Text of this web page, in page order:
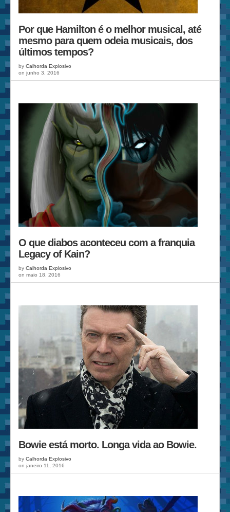
Por que Hamilton é o melhor musical, até
mesmo para quem odeia musicais, dos
últimos tempos?
by Calhorda Explosivo
on junho 3, 2016
O que diabos aconteceu com a franquia
Legacy of Kain?
by Calhorda Explosivo
on maio 18, 2016
Bowie está morto. Longa vida ao Bowie.
by Calhorda Explosivo
on janeiro 11, 2016